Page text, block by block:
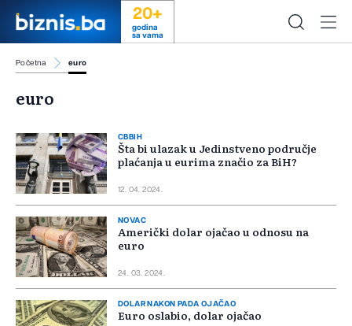
20+
godina
sa vama
Početna euro
euro
CBBIH
Šta bi ulazak u Jedinstveno područje
plaćanja u eurima značio za BiH?
12. 04. 2024.
NOVAC
Američki dolar ojačao u odnosu na
euro
24. 03. 2024.
DOLAR NAKON PADA OJAČAO
Euro oslabio, dolar ojačao